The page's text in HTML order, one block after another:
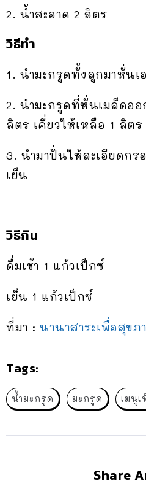
2. น้ำสะอาด 2 ลิตร
วิธีทำ
1. นำมะกรูดทั้งลูกมาหั่นเ
2. นำมะกรูดที่หั่นเมล็ดอ
ลิตร เคี่ยวให้เหลือ 1 ลิตร
3. นำมาปั่นให้ละเอียดกร
เย็น
วิธีกิน
ดื่มเช้า 1 แก้วเป็กซ์
เย็น 1 แก้วเป็กซ์
ที่มา : นานาสาระเพื่อสุขภ
Tags:
น้ำมะกรูด มะกรูด เมนู
Share